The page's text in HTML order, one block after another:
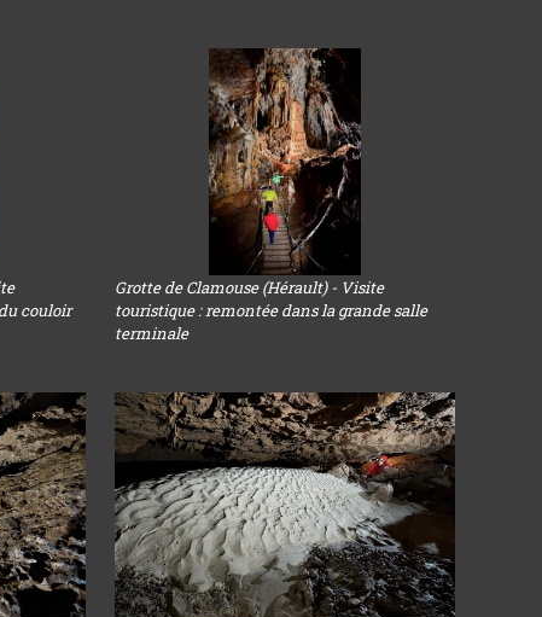
couloir
Grotte de Clamouse (Hérault) - Visite
touristique : remontée dans la grande salle
terminale